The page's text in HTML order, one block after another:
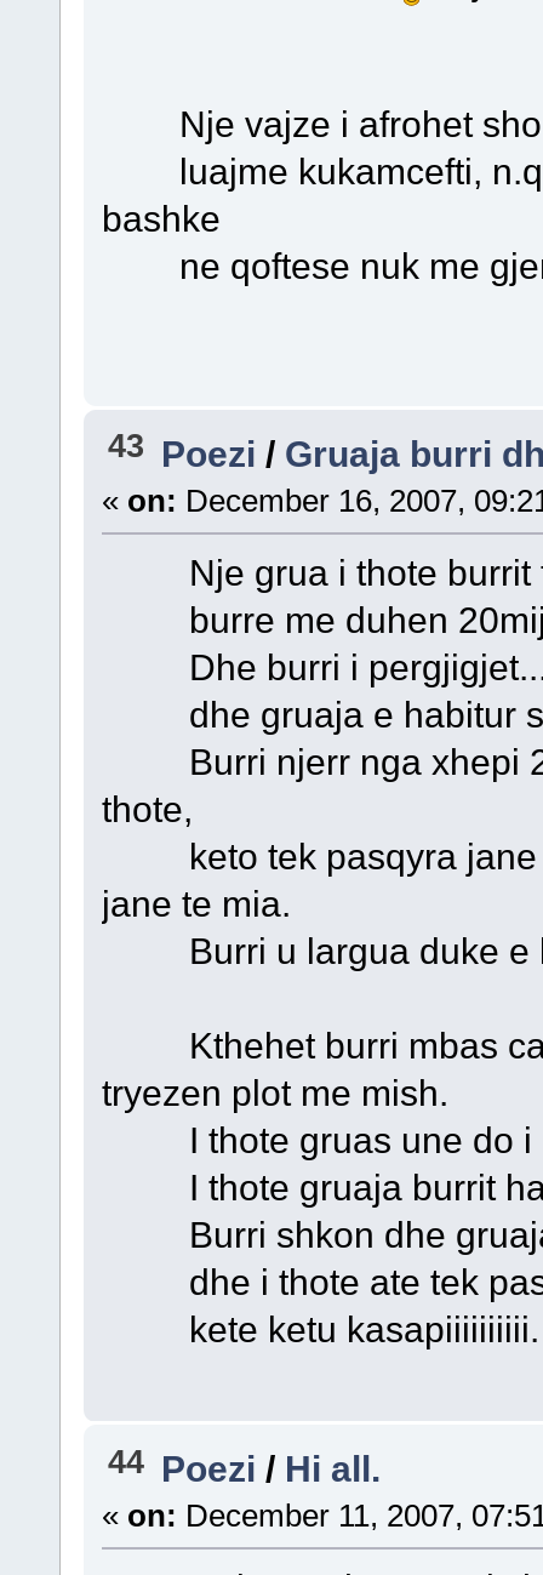
Nje vajze i afrohet
luajme kukamcefti,
bashke
ne qoftese nuk me
43 Poezi / Gruaja burri
« on: December 16, 2007,
Nje grua i thote burrit
burre me duhen
Dhe burri i pergjigjet....
dhe gruaja e habitur
Burri njerr nga xhepi
thote,
keto tek pasqyra jane
jane te mia.
Burri u largua duke e
Kthehet burri mbas ca
tryezen plot me mish.
I thote gruas une do i
I thote gruaja burrit
Burri shkon dhe
dhe i thote ate tek
kete ketu
44 Poezi / Hi all.
« on: December 11, 2007,